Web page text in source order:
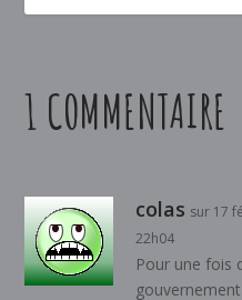
1 COMMENTAIRE
colas sur 17
22h04
Pour une fois